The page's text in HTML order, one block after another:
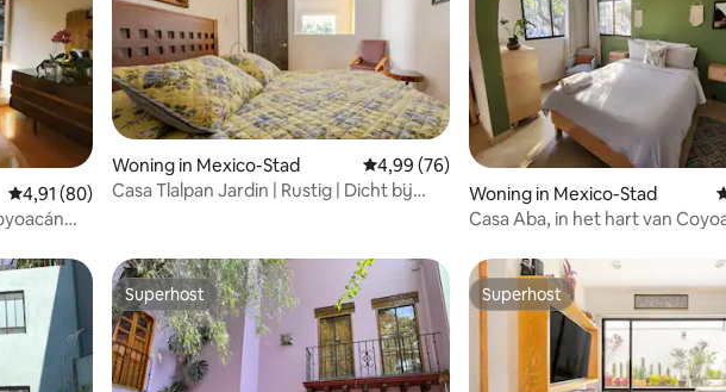
Gemiddelde beoordeling van 4,91 op 5, 80 recensies
4,91 (80)
Woning in Mexico-Stad Gemiddelde beoordeling van 4,99 op 5, 76
4,99 (76)
Casa Tlalpan Jardin | Rustig | Dicht bij
Woning in Mexico-Stad
Casa Aba, in het hart van
Superhost
Superhost Superhost
Superhost